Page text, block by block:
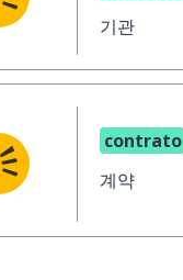
기관
contrato
계약